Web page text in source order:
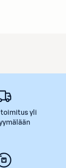
toimitus yli